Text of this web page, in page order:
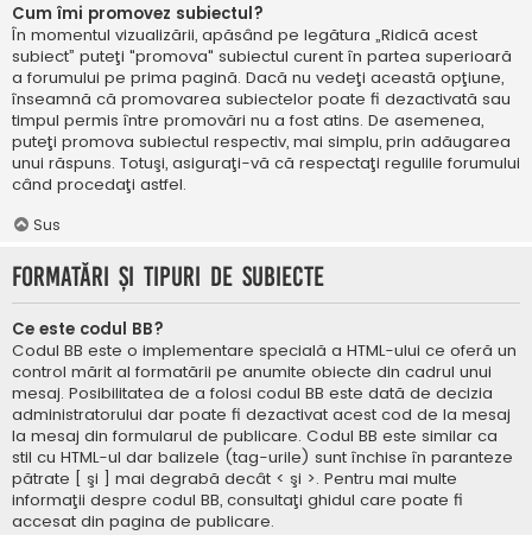
Cum îmi promovez subiectul?
În momentul vizualizării, apăsând pe legătura „Ridică acest
subiect” puteţi "promova" subiectul curent în partea superioară
a forumului pe prima pagină. Dacă nu vedeţi această opţiune,
înseamnă că promovarea subiectelor poate fi dezactivată sau
timpul permis între promovări nu a fost atins. De asemenea,
puteţi promova subiectul respectiv, mai simplu, prin adăugarea
unui răspuns. Totuşi, asiguraţi-vă că respectaţi regulile forumului
când procedaţi astfel.
Sus
Formatări şi tipuri de subiecte
Ce este codul BB?
Codul BB este o implementare specială a HTML-ului ce oferă un
control mărit al formatării pe anumite obiecte din cadrul unui
mesaj. Posibilitatea de a folosi codul BB este dată de decizia
administratorului dar poate fi dezactivat acest cod de la mesaj
la mesaj din formularul de publicare. Codul BB este similar ca
stil cu HTML-ul dar balizele (tag-urile) sunt închise în paranteze
pătrate [ şi ] mai degrabă decât < şi >. Pentru mai multe
informaţii despre codul BB, consultaţi ghidul care poate fi
accesat din pagina de publicare.